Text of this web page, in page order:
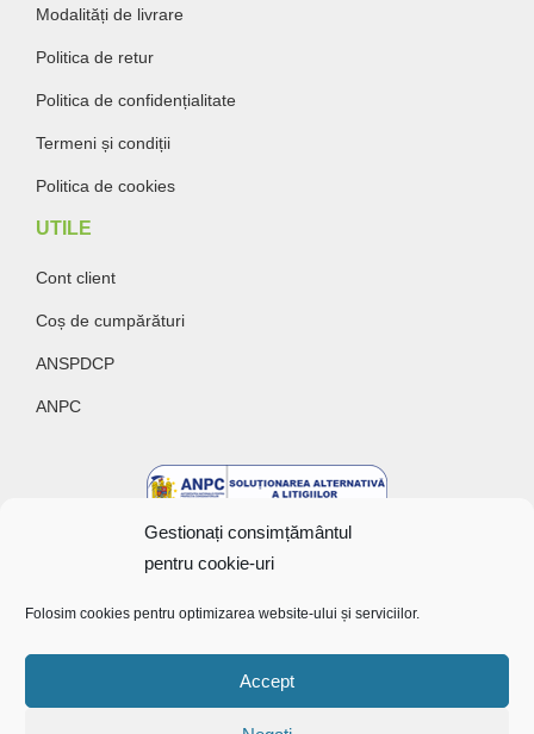
Gestionați consimțământul
pentru cookie-uri
Folosim cookies pentru optimizarea website-ului și serviciilor.
Accept
Modalități de livrare
Politica de retur
Politica de confidențialitate
Termeni și condiții
Politica de cookies
UTILE
Cont client
Coș de cumpărături
ANSPDCP
ANPC
Copyright @ 2022 Bunătăți cu gust